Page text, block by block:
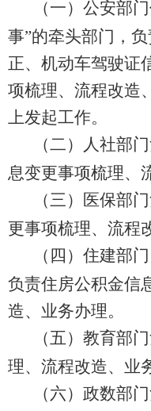
（一）公安部
事”的牵头部门，
正、机动车驾驶证
项梳理、流程改造、
上发起工作。
（二）人社部
息变更事项梳理、
（三）医保部
更事项梳理、流程
（四）住建部
负责住房公积金信
造、业务办理。
（五）教育部
理、流程改造、业
（六）政数部